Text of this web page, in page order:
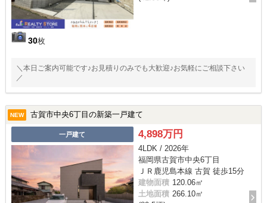
30枚
＼本日ご案内可能です♪お見積りのみでも大歓迎♪お気軽にご相談下さい
／
NEW 古賀市中央6丁目の新築一戸建て
一戸建て 4,898万円
4LDK / 2026年
福岡県古賀市中央6丁目
ＪＲ鹿児島本線 古賀 徒歩15分
建物面積 120.06㎡
土地面積 266.10㎡